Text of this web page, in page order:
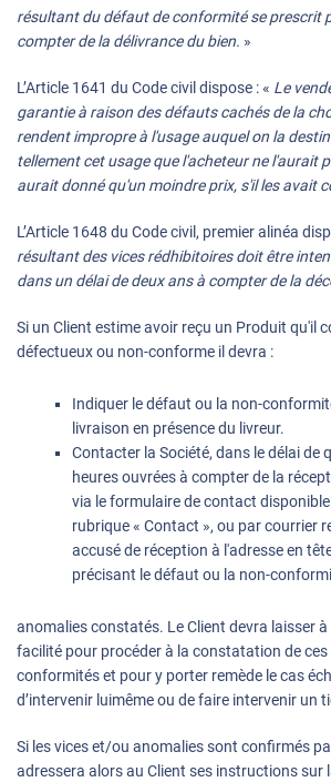
résultant du défaut de conformité se prescrit
compter de la délivrance du bien. »
L’Article 1641 du Code civil dispose : « Le
garantie à raison des défauts cachés de la
rendent impropre à l'usage auquel on la
tellement cet usage que l'acheteur ne l'aurait
aurait donné qu'un moindre prix, s'il les avait
L’Article 1648 du Code civil, premier alinéa
résultant des vices rédhibitoires doit être
dans un délai de deux ans à compter de la
Si un Client estime avoir reçu un Produit qu'il
défectueux ou non-conforme il devra :
Indiquer le défaut ou la non-
livraison en présence du livreur.
Contacter la Société, dans le délai de
heures ouvrées à compter de la
via le formulaire de contact disponible
rubrique « Contact », ou par courrier
accusé de réception à l'adresse en
précisant le défaut ou la non-
anomalies constatés. Le Client devra laisser
facilité pour procéder à la constatation de ces
conformités et pour y porter remède le cas
d’intervenir luimême ou de faire intervenir un
Si les vices et/ou anomalies sont confirmés
adressera alors au Client ses instructions sur